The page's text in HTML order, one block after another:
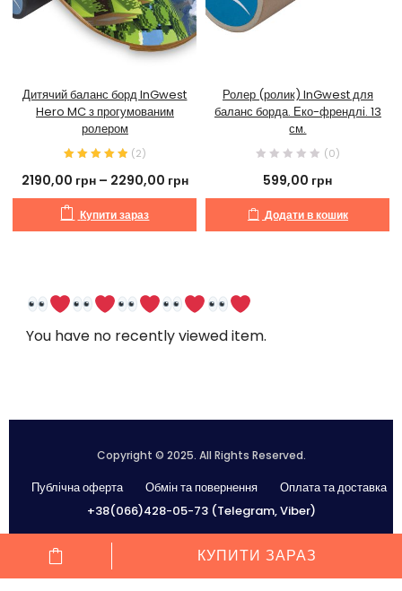
КУПИТИ ЗАРАЗ
Дитячий баланс борд InGwest
Hero MC з прогумованим
ролером
(2)
2190,00 грн– 2290,00 грн
Купити зараз
Ролер (ролик) InGwest для
баланс борда. Еко-френдлі. 13
см.
(0)
599,00 грн
Додати в кошик
You have no recently viewed item.
Copyright © 2025. All Rights Reserved.
Публічна оферта Обмін та повернення
Оплата та доставка
+38(066)428-05-73 (Telegram, Viber)